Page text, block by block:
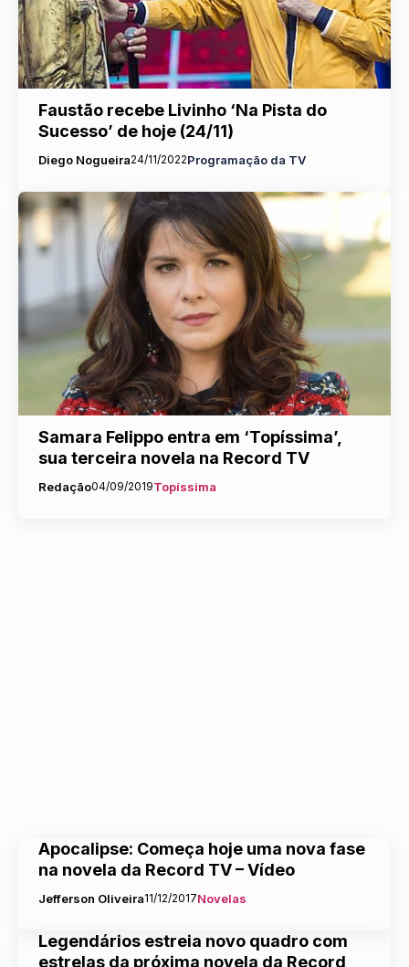
Faustão recebe Livinho ‘Na Pista do
Sucesso’ de hoje (24/11)
Diego Nogueira24/11/2022Programação da TV
Samara Felippo entra em ‘Topíssima’,
sua terceira novela na Record TV
Redação04/09/2019Topíssima
Apocalipse: Começa hoje uma nova fase
na novela da Record TV – Vídeo
Jefferson Oliveira11/12/2017Novelas
Legendários estreia novo quadro com
estrelas da próxima novela da Record